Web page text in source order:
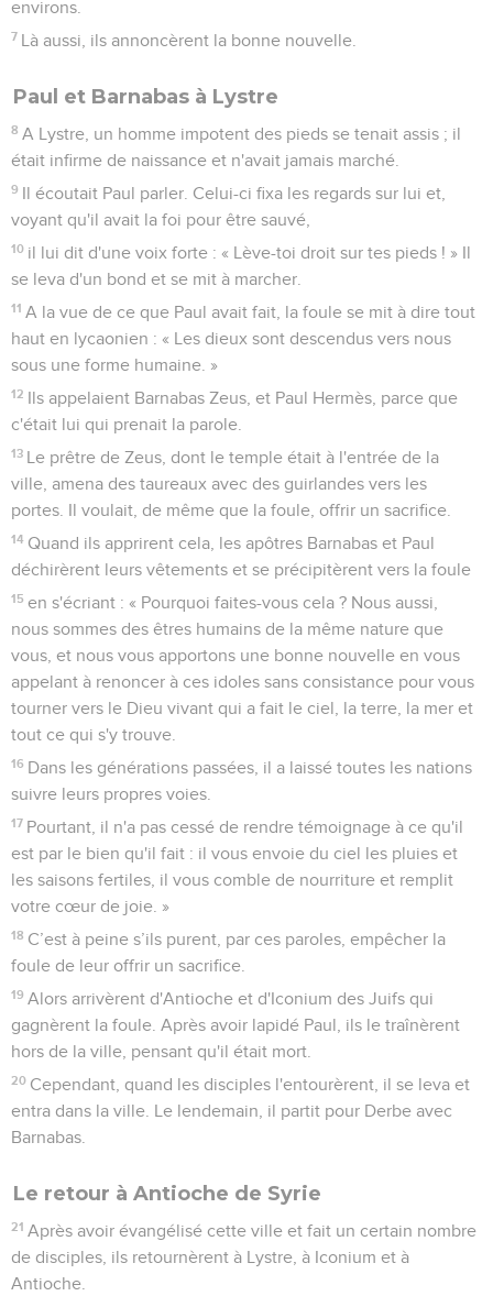
environs.
7 Là aussi, ils annoncèrent la bonne nouvelle.
Paul et Barnabas à Lystre
8 A Lystre, un homme impotent des pieds se tenait assis ; il
était infirme de naissance et n'avait jamais marché.
9 Il écoutait Paul parler. Celui-ci fixa les regards sur lui et,
voyant qu'il avait la foi pour être sauvé,
10 il lui dit d'une voix forte : « Lève-toi droit sur tes pieds ! » Il
se leva d'un bond et se mit à marcher.
11 A la vue de ce que Paul avait fait, la foule se mit à dire tout
haut en lycaonien : « Les dieux sont descendus vers nous
sous une forme humaine. »
12 Ils appelaient Barnabas Zeus, et Paul Hermès, parce que
c'était lui qui prenait la parole.
13 Le prêtre de Zeus, dont le temple était à l'entrée de la
ville, amena des taureaux avec des guirlandes vers les
portes. Il voulait, de même que la foule, offrir un sacrifice.
14 Quand ils apprirent cela, les apôtres Barnabas et Paul
déchirèrent leurs vêtements et se précipitèrent vers la foule
15 en s'écriant : « Pourquoi faites-vous cela ? Nous aussi,
nous sommes des êtres humains de la même nature que
vous, et nous vous apportons une bonne nouvelle en vous
appelant à renoncer à ces idoles sans consistance pour vous
tourner vers le Dieu vivant qui a fait le ciel, la terre, la mer et
tout ce qui s'y trouve.
16 Dans les générations passées, il a laissé toutes les nations
suivre leurs propres voies.
17 Pourtant, il n'a pas cessé de rendre témoignage à ce qu'il
est par le bien qu'il fait : il vous envoie du ciel les pluies et
les saisons fertiles, il vous comble de nourriture et remplit
votre cœur de joie. »
18 C’est à peine s’ils purent, par ces paroles, empêcher la
foule de leur offrir un sacrifice.
19 Alors arrivèrent d'Antioche et d'Iconium des Juifs qui
gagnèrent la foule. Après avoir lapidé Paul, ils le traînèrent
hors de la ville, pensant qu'il était mort.
20 Cependant, quand les disciples l'entourèrent, il se leva et
entra dans la ville. Le lendemain, il partit pour Derbe avec
Barnabas.
Le retour à Antioche de Syrie
21 Après avoir évangélisé cette ville et fait un certain nombre
de disciples, ils retournèrent à Lystre, à Iconium et à
Antioche.